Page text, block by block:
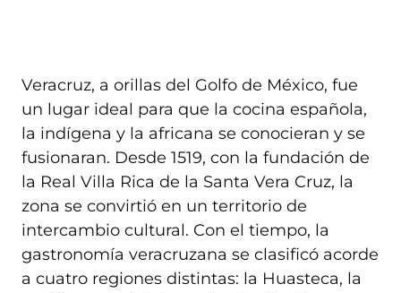
Veracruz, a orillas del Golfo de México, fue
un lugar ideal para que la cocina española,
la indígena y la africana se conocieran y se
fusionaran. Desde 1519, con la fundación de
la Real Villa Rica de la Santa Vera Cruz, la
zona se convirtió en un territorio de
intercambio cultural. Con el tiempo, la
gastronomía veracruzana se clasificó acorde
a cuatro regiones distintas: la Huasteca, la